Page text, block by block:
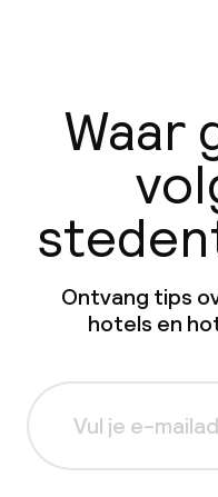
Waar
Ontvang tips
hotels en